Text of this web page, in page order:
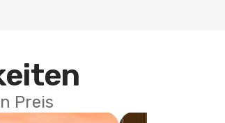
Preis